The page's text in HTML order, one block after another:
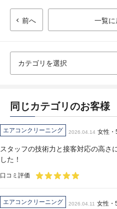
前へ 一覧に
同じカテゴリのお客様
エアコンクリーニング 2026.04.14 女性・
スタッフの技術力と接客対応の高さ
した！
口コミ評価
エアコンクリーニング 2026.04.11 女性・